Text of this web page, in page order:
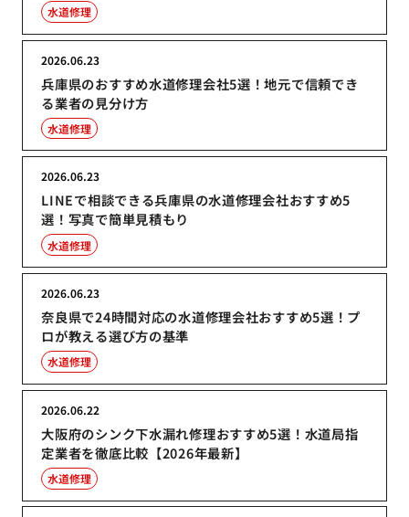
水道修理
兵庫県のおすすめ水道修理会社5選！地元で信頼でき
る業者の見分け方
2026.06.23
水道修理
LINEで相談できる兵庫県の水道修理会社おすすめ5
選！写真で簡単見積もり
2026.06.23
水道修理
奈良県で24時間対応の水道修理会社おすすめ5選！プ
ロが教える選び方の基準
2026.06.23
水道修理
大阪府のシンク下水漏れ修理おすすめ5選！水道局指
定業者を徹底比較【2026年最新】
2026.06.22
水道修理